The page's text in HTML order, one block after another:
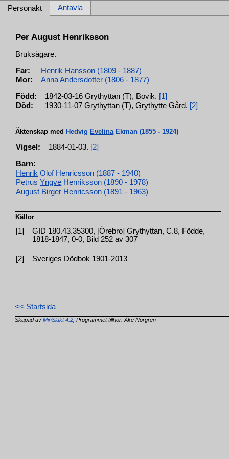
Personakt Antavla
Per August Henriksson
Bruksägare.
Far:
Henrik Hansson (1809 - 1887)
Mor:
Anna Andersdotter (1806 - 1877)
Född: 1842-03-16 Grythyttan (T), Bovik. [1]
Död:
1930-11-07 Grythyttan (T), Grythytte Gård. [2]
Äktenskap medHedvigEvelina Ekman (1855 - 1924)
Vigsel: 1884-01-03. [2]
Barn:
Henrik Olof Henricsson (1887 - 1940)
PetrusYngve Henriksson (1890 - 1978)
August Birger Henricsson (1891 - 1963)
Källor
[1]
GID 180.43.35300, [Örebro] Grythyttan, C.8, Födde,
1818-1847, 0-0, Bild 252 av 307
[2] Sveriges Dödbok 1901-2013
<< Startsida
Skapad avMinSläkt 4.2 , Programmet tillhör: Åke Norgren